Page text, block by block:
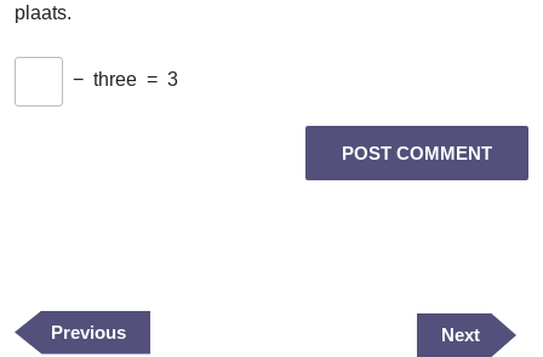
plaats.
− three = 3
Previous
Previous
Next
Next